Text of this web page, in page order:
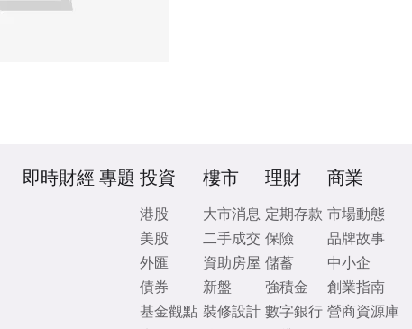
即時財經 專題 投資
港股
美股
外匯
債券
基金觀點
樓市
大市消息
二手成交
資助房屋
新盤
裝修設計
理財
定期存款
保險
儲蓄
強積金
數字銀行
商業
市場動態
品牌故事
中小企
創業指南
營商資源庫